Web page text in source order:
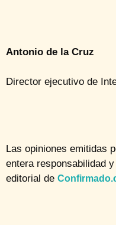
Antonio de la Cruz
Director ejecutivo de
Las opiniones emitidas
entera responsabilidad
editorial de